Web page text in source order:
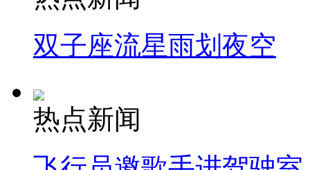
双子座流星雨划夜空
热点新闻